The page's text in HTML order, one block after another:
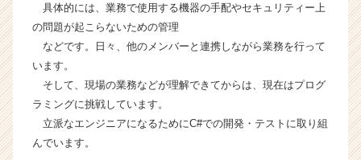
か
ら
ス
ウ
ト
が
届
具体的には、業務で使用する機器の手配やセキュリティー上
の問題が起こらないための管理
などです。日々、他のメンバーと連携しながら業務を行って
います。
そして、現場の業務などが理解できてからは、現在はプログ
ラミングに挑戦しています。
立派なエンジニアになるためにC#での開発・テストに取り組
んでいます。